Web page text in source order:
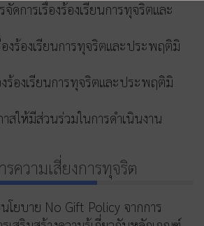
ดการเรื่องร้องเรียนการทุจริตและ
องร้องเรียนการทุจริตและประพฤติมิ
ร้องเรียนการทุจริตและประพฤติมิ
สให้มีส่วนร่วมในการดำเนินงาน
ความเสี่ยงการทุจริต
โยบาย No Gift Policy จากการ